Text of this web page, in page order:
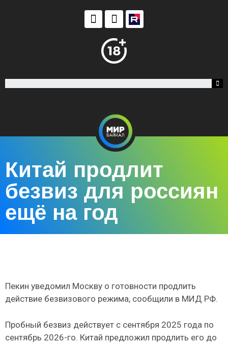
Китай продлит
безвиз для россиян
ещё на год
Пекин уведомил Москву о готовности продлить
действие безвизового режима, сообщили в МИД РФ.
Пробный безвиз действует с сентября 2025 года по
сентябрь 2026-го. Китай предложил продлить его до